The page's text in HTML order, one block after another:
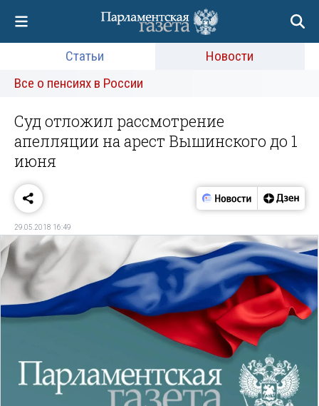
Статьи
Новости
Все о пенсиях в России
Суд отложил рассмотрение
апелляции на арест Вышинского до 1
июня
29.05.2018 16:49